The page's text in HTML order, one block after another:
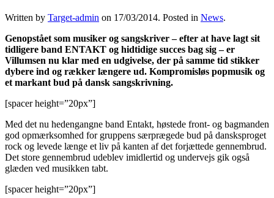
Written by Target-admin on 17/03/2014. Posted in News.
Genopstået som musiker og sangskriver – efter at have lagt sit
tidligere band ENTAKT og hidtidige succes bag sig – er
Villumsen nu klar med en udgivelse, der på samme tid stikker
dybere ind og rækker længere ud. Kompromisløs popmusik og
et markant bud på dansk sangskrivning.
[spacer height=”20px”]
Med det nu hedengangne band Entakt, høstede front- og bagmanden
god opmærksomhed for gruppens særprægede bud på dansksproget
rock og levede længe et liv på kanten af det forjættede gennembrud.
Det store gennembrud udeblev imidlertid og undervejs gik også
glæden ved musikken tabt.
[spacer height=”20px”]